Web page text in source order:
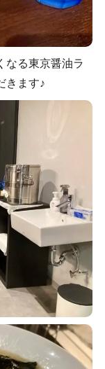
なる東京醤油ラ
きます♪